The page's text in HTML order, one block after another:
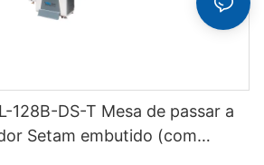
128B-DS-T Mesa de passar a
Setam embutido (com